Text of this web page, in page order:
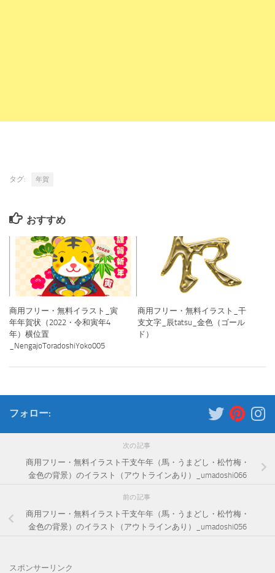
タグ: 年賀
おすすめ
商用フリー・無料イラスト_寅
年年賀状（2022・令和寅年4
年）横位置
_NengajoToradoshiYoko005
商用フリー・無料イラスト_干
支文字_辰tatsu_金色（ゴール
ド）
フォロー:
次の記事
商用フリー・無料イラスト干支午年（馬・うまどし・松竹梅・
金色の背景）のイラスト（アウトラインあり）_umadoshi066
前の記事
商用フリー・無料イラスト干支午年（馬・うまどし・松竹梅・
金色の背景）のイラスト（アウトラインあり）_umadoshi056
スポンサーリンク